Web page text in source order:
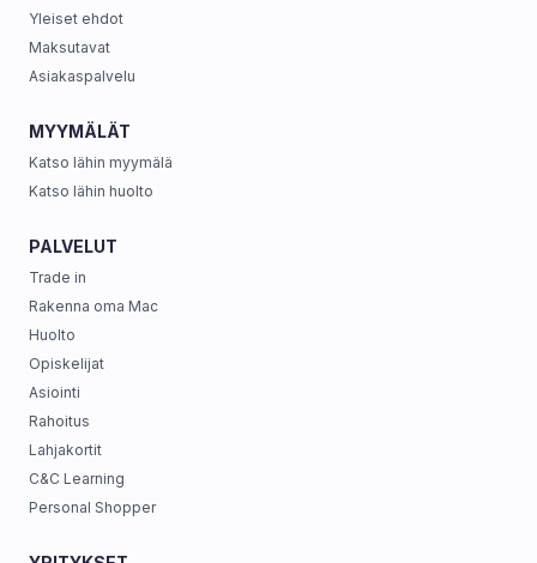
Yleiset ehdot
Maksutavat
Asiakaspalvelu
MYYMÄLÄT
Katso lähin myymälä
Katso lähin huolto
PALVELUT
Trade in
Rakenna oma Mac
Huolto
Opiskelijat
Asiointi
Rahoitus
Lahjakortit
C&C Learning
Personal Shopper